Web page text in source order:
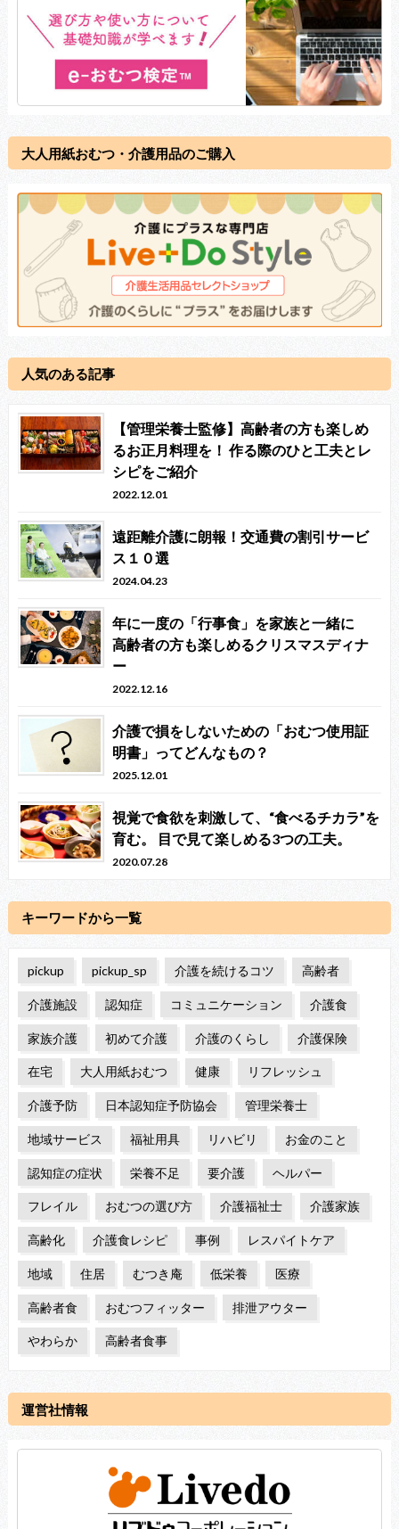
大人用紙おむつ・介護用品のご購入
人気のある記事
【管理栄養士監修】高齢者の方も楽しめ
るお正月料理を！ 作る際のひと工夫とレ
シピをご紹介
2022.12.01
遠距離介護に朗報！交通費の割引サービ
ス１０選
2024.04.23
年に一度の「行事食」を家族と一緒に
高齢者の方も楽しめるクリスマスディナ
ー
2022.12.16
介護で損をしないための「おむつ使用証
明書」ってどんなもの？
2025.12.01
視覚で食欲を刺激して、“食べるチカラ”を
育む。 目で見て楽しめる3つの工夫。
2020.07.28
キーワードから一覧
pickup pickup_sp 介護を続けるコツ 高齢者
介護施設 認知症 コミュニケーション 介護食
家族介護 初めて介護 介護のくらし 介護保険
在宅 大人用紙おむつ 健康 リフレッシュ
介護予防 日本認知症予防協会 管理栄養士
地域サービス 福祉用具 リハビリ お金のこと
認知症の症状 栄養不足 要介護 ヘルパー
フレイル おむつの選び方 介護福祉士 介護家族
高齢化 介護食レシピ 事例 レスパイトケア
地域 住居 むつき庵 低栄養 医療
高齢者食 おむつフィッター 排泄アウター
やわらか 高齢者食事
運営社情報